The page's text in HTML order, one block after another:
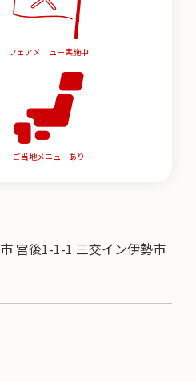
フェアメニュー実施中
ご当地メニューあり
宮後1-1-1 三交イン伊勢市